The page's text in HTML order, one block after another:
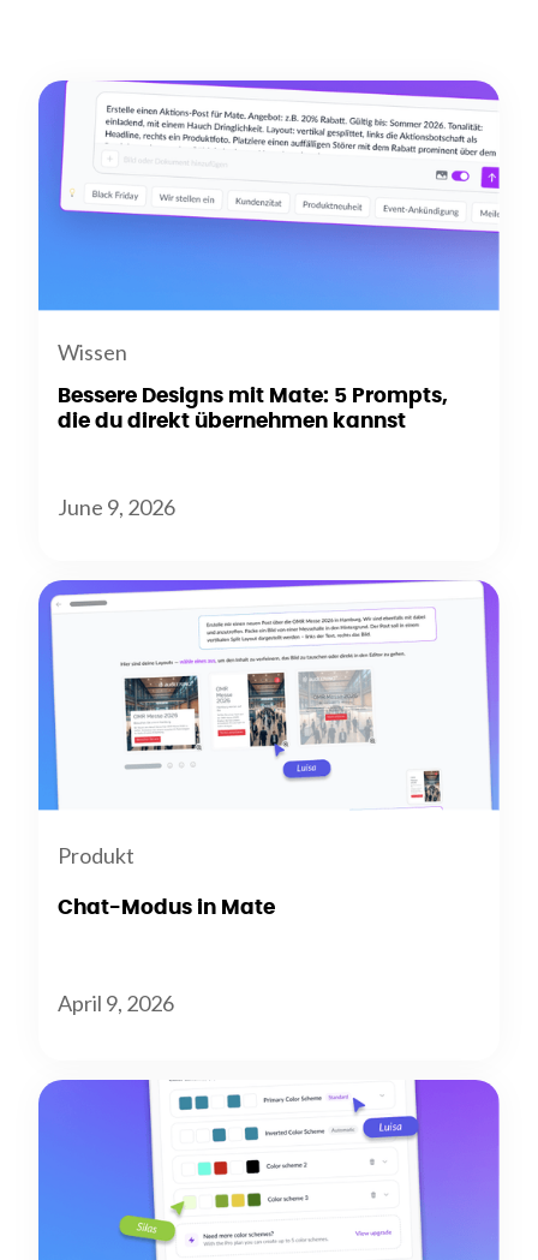
Wissen
Bessere Designs mit Mate: 5 Prompts,
die du direkt übernehmen kannst
June 9, 2026
Produkt
Chat-Modus in Mate
April 9, 2026